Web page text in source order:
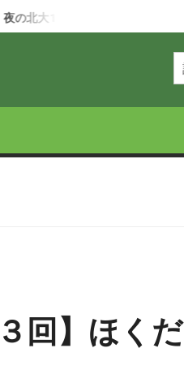
月ー6月編：北大祭の守り人～深
回】ほくだ